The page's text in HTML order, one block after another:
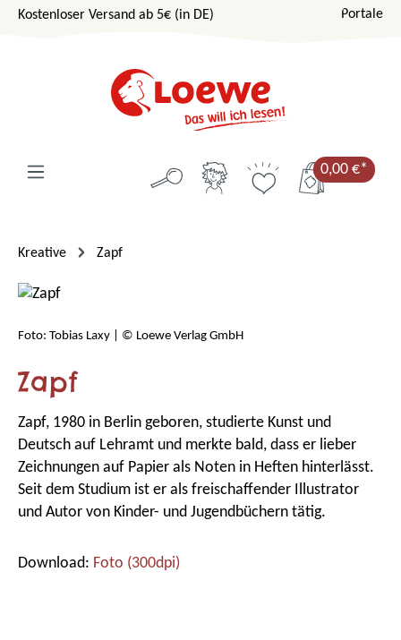
Zum Hauptinhalt springen
Kostenloser Versand ab 5€ (in DE) Portale
0,00 €*
Kreative Zapf
Foto: Tobias Laxy | © Loewe Verlag GmbH
Zapf
Zapf, 1980 in Berlin geboren, studierte Kunst und
Deutsch auf Lehramt und merkte bald, dass er lieber
Zeichnungen auf Papier als Noten in Heften hinterlässt.
Seit dem Studium ist er als freischaffender Illustrator
und Autor von Kinder- und Jugendbüchern tätig.
Download: Foto (300dpi)